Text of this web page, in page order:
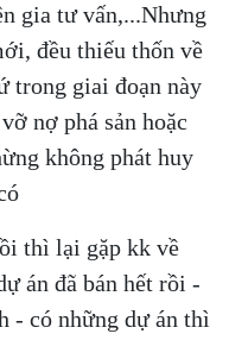
gia tư vấn,...Nhưng
đều thiếu thốn về
trong giai đoạn này
nợ phá sản hoặc
không phát huy
thì lại gặp kk về
án đã bán hết rồi -
- có những dự án thì